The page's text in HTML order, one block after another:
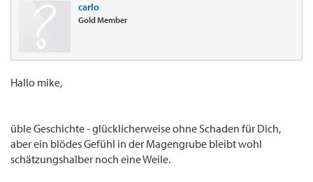
carlo
Gold Member
Hallo mike,
üble Geschichte - glücklicherweise ohne Schaden für Dich,
aber ein blödes Gefühl in der Magengrube bleibt wohl
schätzungshalber noch eine Weile.